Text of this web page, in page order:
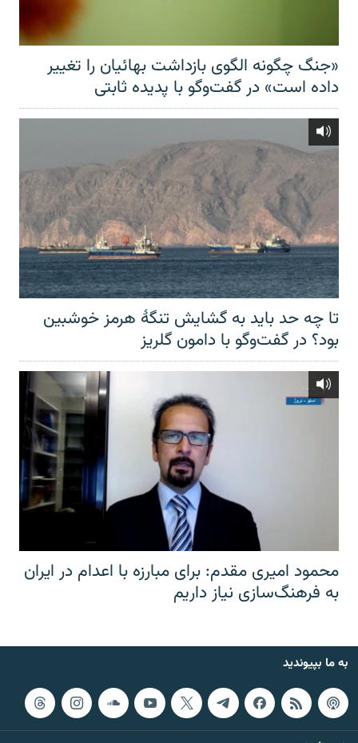
«جنگ چگونه الگوی بازداشت بهائیان را تغییر
داده است» در گفت‌وگو با پدیده ثابتی
تا چه حد باید به گشایش تنگهٔ هرمز خوشبین
بود؟ در گفت‌وگو با دامون گلریز
محمود امیری مقدم: برای مبارزه با اعدام در ایران
به فرهنگ‌سازی نیاز داریم
به ما بپیوندید